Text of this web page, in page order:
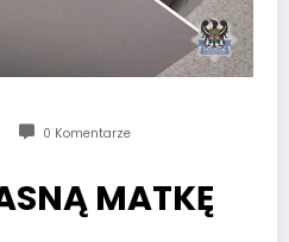
0 Komentarze
MATKĘ